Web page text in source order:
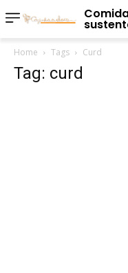
Home Tags Curd
Tag: curd